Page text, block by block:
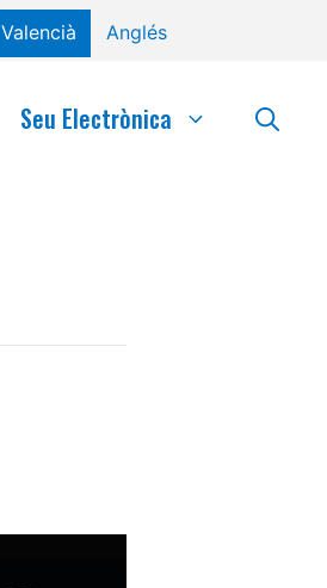
Valencià Anglés
Seu Electrònica